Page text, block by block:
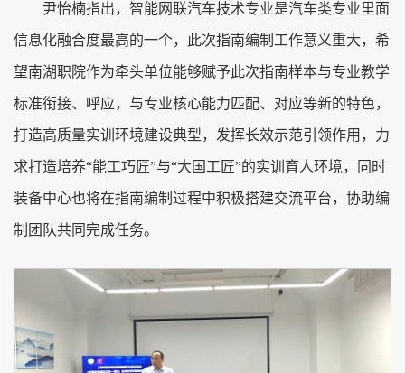
尹怡楠指出，智能网联汽车技术专业是汽车类专业里面
信息化融合度最高的一个，此次指南编制工作意义重大，希
望南湖职院作为牵头单位能够赋予此次指南样本与专业教学
标准衔接、呼应，与专业核心能力匹配、对应等新的特色，
打造高质量实训环境建设典型，发挥长效示范引领作用，力
求打造培养“能工巧匠”与“大国工匠”的实训育人环境，同时
装备中心也将在指南编制过程中积极搭建交流平台，协助编
制团队共同完成任务。